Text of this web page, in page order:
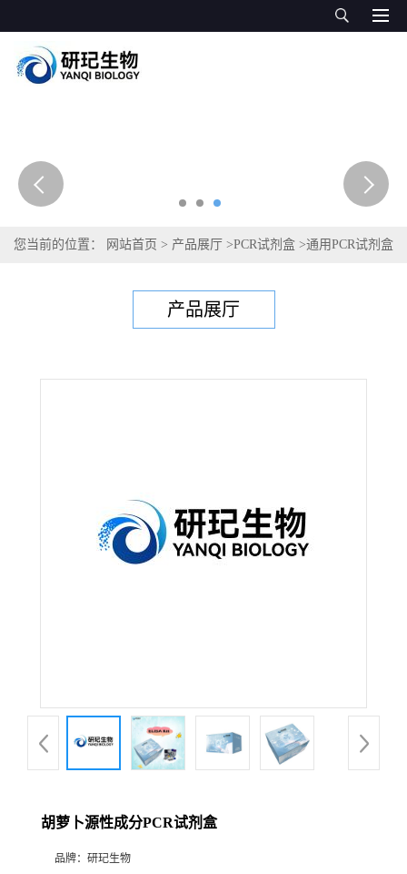
您当前的位置： 网站首页 > 产品展厅 >PCR试剂盒 >通用PCR试剂盒
产品展厅
胡萝卜源性成分PCR试剂盒
品牌： 研玘生物